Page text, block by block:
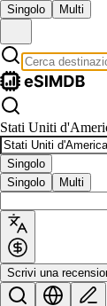
Singolo Multi
Stati Uniti
Singolo
Singolo
Multi
Scrivi una